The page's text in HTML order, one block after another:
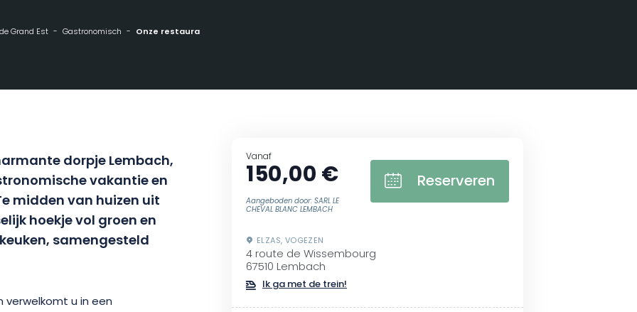
Grand Est Gastronomisch Onze restaurant vouchers - Le Cheval Blanc
dorpje Lembach,
vakantie en
midden van huizen uit
hoekje vol groen en
samengesteld
u in een
Vanaf
150,00 €
Aangeboden door: SARL LE
CHEVAL BLANC LEMBACH
Reserveren
ELZAS, VOGEZEN
4 route de Wissembourg
67510 Lembach
Ik ga met de trein!